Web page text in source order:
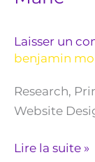
Laisser un
benjamin
Research,
Website
Lire la suite »